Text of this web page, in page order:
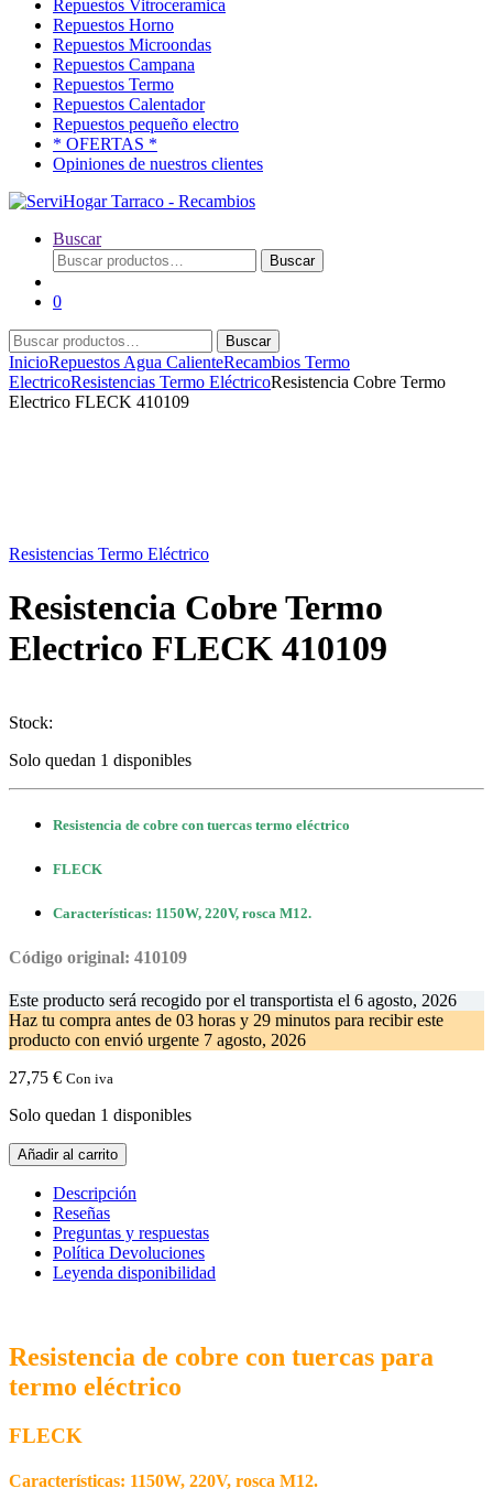
Repuestos Vitroceramica
Repuestos Horno
Repuestos Microondas
Repuestos Campana
Repuestos Termo
Repuestos Calentador
Repuestos pequeño electro
* OFERTAS *
Opiniones de nuestros clientes
Buscar
Buscar
por:
Buscar
0
Buscar
por:
Buscar
InicioRepuestos Agua CalienteRecambios Termo
ElectricoResistencias Termo EléctricoResistencia Cobre Termo
Electrico FLECK 410109
Resistencias Termo Eléctrico
Resistencia Cobre Termo
Electrico FLECK 410109
Stock:
Solo quedan 1 disponibles
Resistencia de cobre con tuercas termo eléctrico
FLECK
Características: 1150W, 220V, rosca M12.
Código original: 410109
Este producto será recogido por el transportista el 6 agosto, 2026
Haz tu compra antes de 03 horas y 29 minutos para recibir este
producto con envió urgente 7 agosto, 2026
27,75 € Con iva
Solo quedan 1 disponibles
Resistencia
Cobre
Termo
Electrico
FLECK
410109
cantidad
Añadir al carrito
Descripción
Reseñas
Preguntas y respuestas
Política Devoluciones
Leyenda disponibilidad
Resistencia de cobre con tuercas para
termo eléctrico
FLECK
Características: 1150W, 220V, rosca M12.